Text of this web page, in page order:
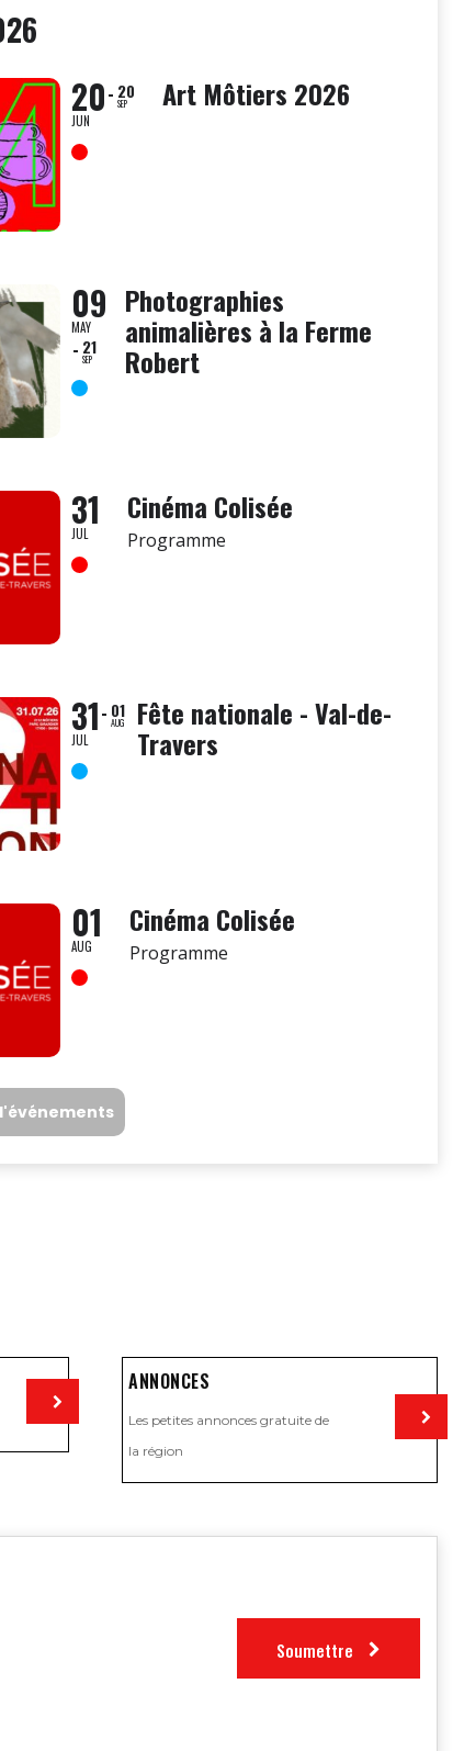
20
JUN
20
SEP Art Môtiers 2026
09
MAY
21
SEP
Photographies
animalières à la Ferme
Robert
31
JUL
Cinéma Colisée
Programme
31
JUL
01
AUG Fête nationale - Val-de-
Travers
01
AUG
Cinéma Colisée
Programme
ANNONCES
Les petites annonces gratuite de
la région
Soumettre